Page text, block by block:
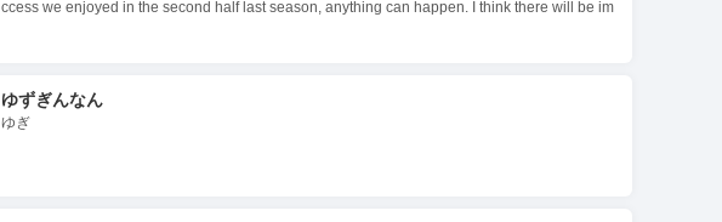
ccess we enjoyed in the second half last season, anything can happen. I think there will be im
ゆずぎんなん
ゆぎ